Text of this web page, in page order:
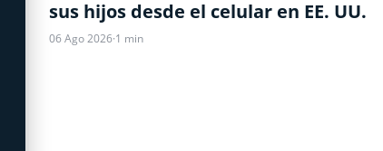
sus hijos desde el celular en EE. UU.
06 Ago 2026·1 min